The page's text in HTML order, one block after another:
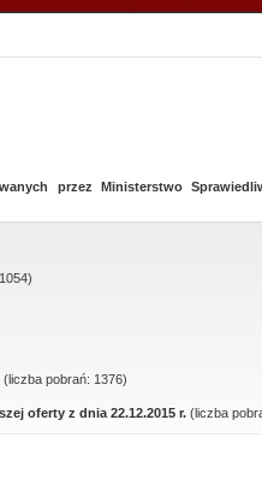
przez Ministerstwo
(liczba pobrań: 1376)
oferty z dnia 22.12.2015 r. (liczba